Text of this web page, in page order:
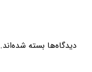
دیدگاه‌ها بسته شده‌اند.